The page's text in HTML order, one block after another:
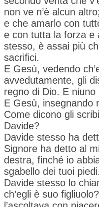
non ve n’è alcun
e che amarlo con
e con tutta la forza e
stesso, è assai più
sacrifici.
E Gesù, vedendo
avvedutamente, gli
regno di Dio. E
E Gesù, insegnando
Come dicono gli
Davide?
Davide stesso ha
Signore ha detto al
destra, finché io
sgabello dei tuoi
Davide stesso lo
ch’egli è suo